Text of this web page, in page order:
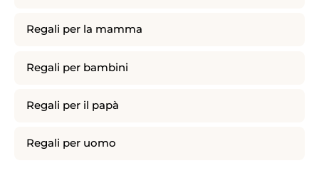
Regali per la mamma
Regali per bambini
Regali per il papà
Regali per uomo